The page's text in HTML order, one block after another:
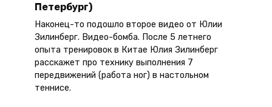
Петербург)
Наконец-то подошло второе видео от Юлии
Зилинберг. Видео-бомба. После 5 летнего
опыта тренировок в Китае Юлия Зилинберг
расскажет про технику выполнения 7
передвижений (работа ног) в настольном
теннисе.